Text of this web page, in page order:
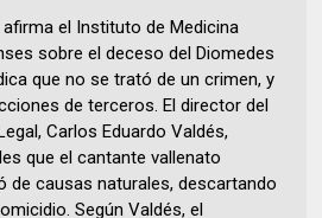
el Instituto de Medicina
sobre el deceso del Diomedes
que no se trató de un crimen, y
de terceros. El director del
Carlos Eduardo Valdés,
que el cantante vallenato
de causas naturales, descartando
Según Valdés, el